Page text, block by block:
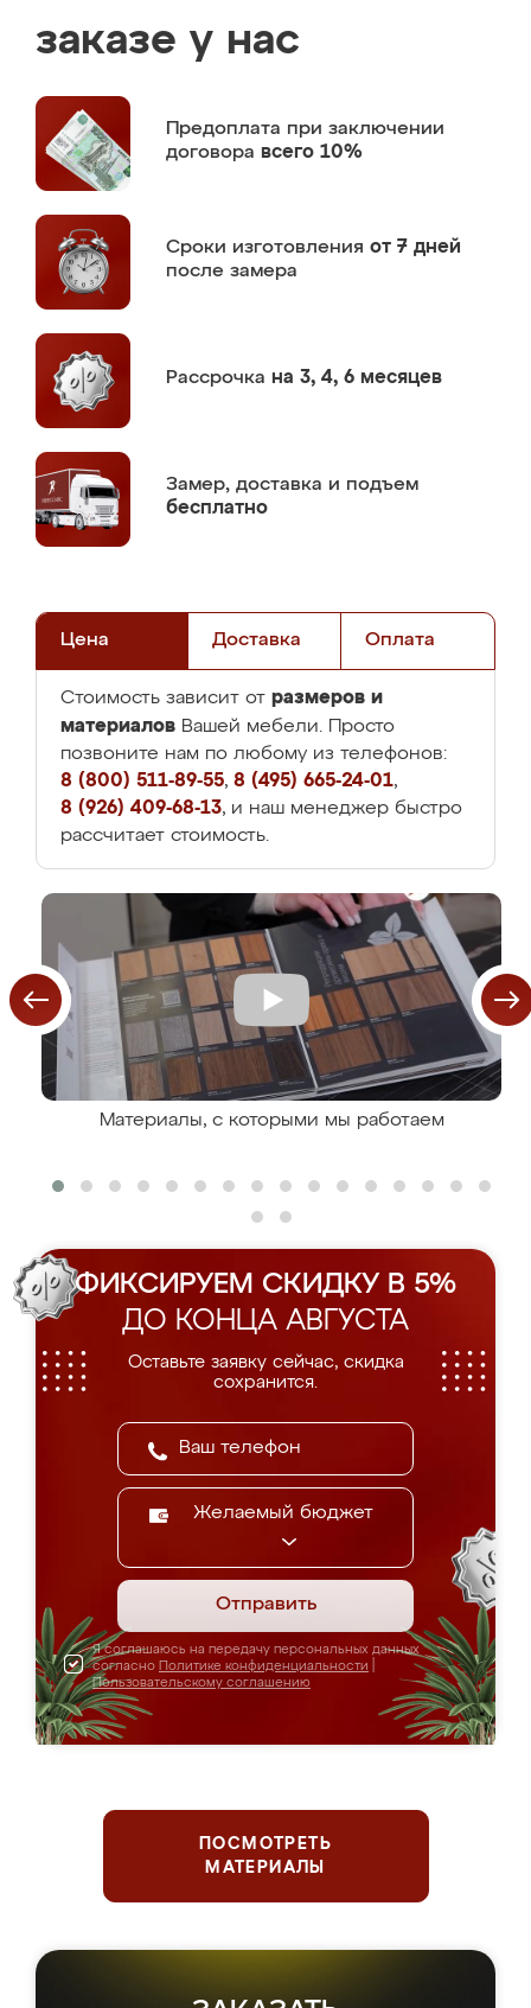
заказе у нас
Предоплата при заключении
договора всего 10%
Сроки изготовления от 7 дней
после замера
Рассрочка на 3, 4, 6 месяцев
Замер, доставка и подъем
бесплатно
Цена Доставка Оплата
Стоимость зависит от размеров и
материалов Вашей мебели. Просто
позвоните нам по любому из телефонов:
8 (800) 511-89-55, 8 (495) 665-24-01,
8 (926) 409-68-13, и наш менеджер быстро
рассчитает стоимость.
Материалы, с которыми мы работаем
ФИКСИРУЕМ СКИДКУ В 5%
ДО КОНЦА АВГУСТА
Оставьте заявку сейчас, скидка
сохранится.
Желаемый бюджет
Отправить
Я соглашаюсь на передачу персональных данных
согласно Политике конфиденциальности
Пользовательскому соглашению
ПОСМОТРЕТЬ
МАТЕРИАЛЫ